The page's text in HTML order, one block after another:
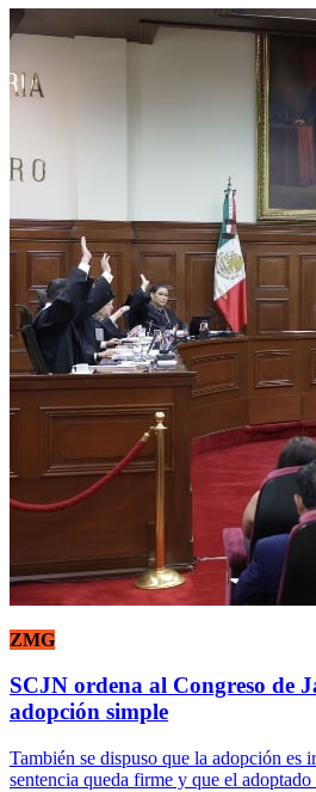
ZMG
SCJN ordena al Congreso de
adopción simple
También se dispuso que la adopción es
sentencia queda firme y que el